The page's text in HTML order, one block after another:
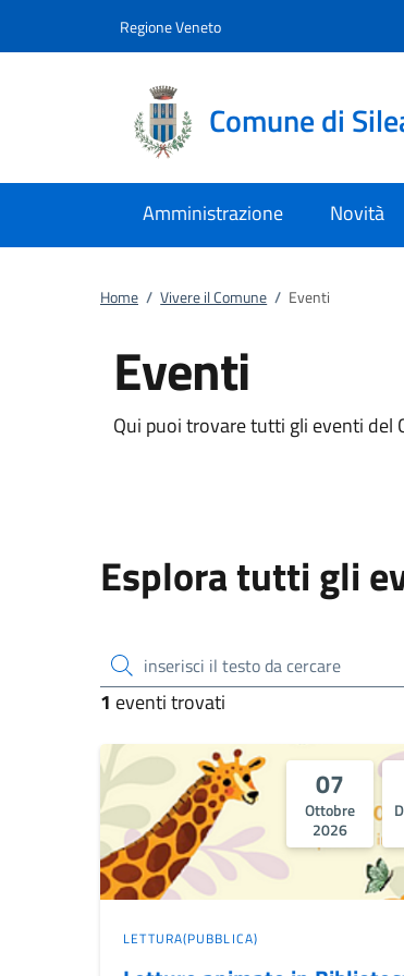
Regione Veneto
Comune di
Amministrazione Novità
Home / Vivere il Comune / Eventi
Eventi
Qui puoi trovare tutti gli eventi del
Esplora tutti gli
inserisci il testo da cercare
1 eventi trovati
07
Ottobre
2026
LETTURA(PUBBLICA)